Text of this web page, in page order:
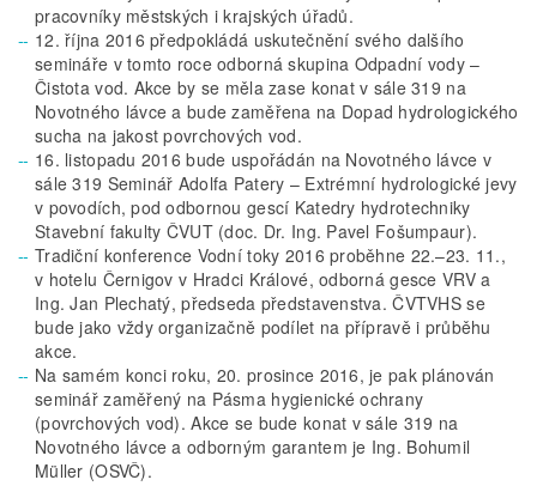
pracovníky městských i krajských úřadů.
12. října 2016 předpokládá uskutečnění svého dalšího
semináře v tomto roce odborná skupina Odpadní vody –
Čistota vod. Akce by se měla zase konat v sále 319 na
Novotného lávce a bude zaměřena na Dopad hydrologického
sucha na jakost povrchových vod.
16. listopadu 2016 bude uspořádán na Novotného lávce v
sále 319 Seminář Adolfa Patery – Extrémní hydrologické jevy
v povodích, pod odbornou gescí Katedry hydrotechniky
Stavební fakulty ČVUT (doc. Dr. Ing. Pavel Fošumpaur).
Tradiční konference Vodní toky 2016 proběhne 22.–23. 11.,
v hotelu Černigov v Hradci Králové, odborná gesce VRV a
Ing. Jan Plechatý, předseda představenstva. ČVTVHS se
bude jako vždy organizačně podílet na přípravě i průběhu
akce.
Na samém konci roku, 20. prosince 2016, je pak plánován
seminář zaměřený na Pásma hygienické ochrany
(povrchových vod). Akce se bude konat v sále 319 na
Novotného lávce a odborným garantem je Ing. Bohumil
Müller (OSVČ).